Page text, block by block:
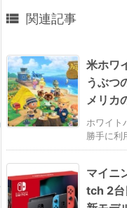
 関連記事
米ホワ
うぶつ
メリカ
ホワイト
勝手に利
マイニ
tch 2台